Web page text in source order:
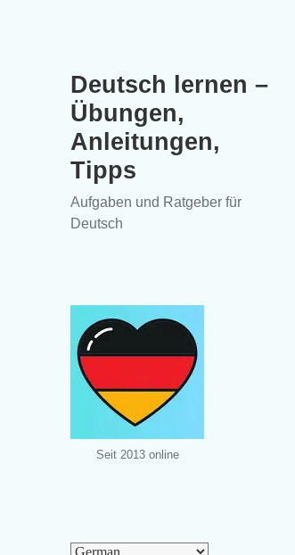
Deutsch lernen –
Übungen,
Anleitungen,
Tipps
Aufgaben und Ratgeber für
Deutsch
Seit 2013 online